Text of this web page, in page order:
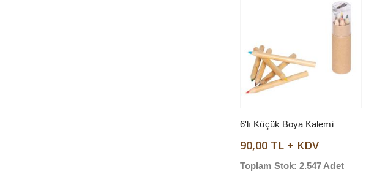
6'lı Küçük Boya Kalemi
90,00 TL + KDV
Toplam Stok: 2.547 Adet